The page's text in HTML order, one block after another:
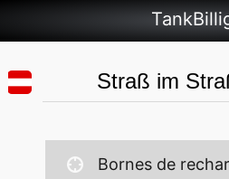
Bornes de